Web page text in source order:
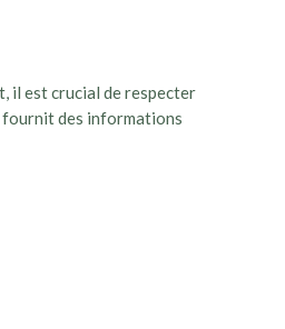
il est crucial de respecter
fournit des informations